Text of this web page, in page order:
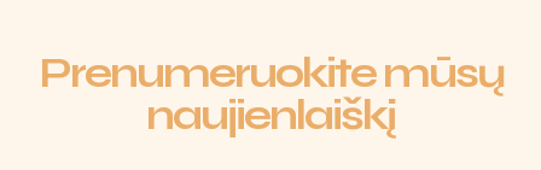
Prenumeruokite mūsų
naujienlaiškį